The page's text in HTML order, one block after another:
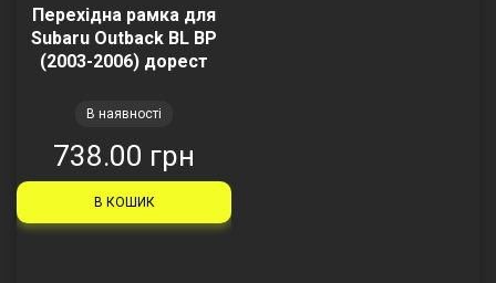
Перехідна рамка для
Subaru Outback BL BP
(2003-2006) дорест
В наявності
738.00 грн
В КОШИК